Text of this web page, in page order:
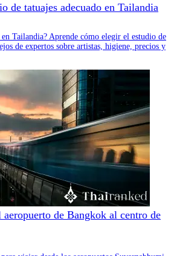
de tatuajes adecuado en Tailandia
en Tailandia? Aprende cómo elegir el estudio de
de expertos sobre artistas, higiene, precios y
de Bangkok al centro de